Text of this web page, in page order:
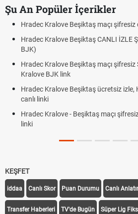
Şu An Popüler İçerikler
Hradec Kralove Beşiktaş maçı şifresiz
Hradec Kralove Beşiktaş CANLI İZLE
BJK)
Hradec Kralove Beşiktaş maçı
Kralove BJK link
Hradec Kralove Beşiktaş ücretsiz izle,
canlı linki
Hradec Kralove - Beşiktaş maçı
linki
KEŞFET
iddaa Canlı Skor Puan Durumu Canlı
Transfer Haberleri TV'de Bugün Süper Lig